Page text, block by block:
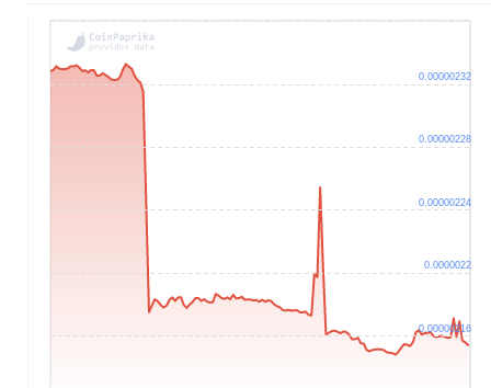
0.00000216
0.0000022
0.00000224
0.00000228
0.00000232